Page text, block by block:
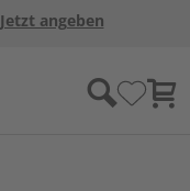
Jetzt angeben